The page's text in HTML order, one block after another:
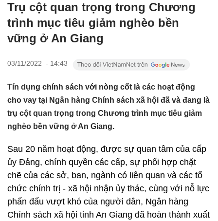
Trụ cột quan trọng trong Chương
trình mục tiêu giảm nghèo bền
vững ở An Giang
03/11/2022 - 14:43
Tín dụng chính sách với nòng cốt là các hoạt động
cho vay tại Ngân hàng Chính sách xã hội đã và đang là
trụ cột quan trọng trong Chương trình mục tiêu giảm
nghèo bền vững ở An Giang.
Sau 20 năm hoạt động, được sự quan tâm của cấp
ủy Đảng, chính quyền các cấp, sự phối hợp chặt
chẽ của các sở, ban, ngành có liên quan và các tổ
chức chính trị - xã hội nhận ủy thác, cùng với nỗ lực
phấn đấu vượt khó của người dân, Ngân hàng
Chính sách xã hội tỉnh An Giang đã hoàn thành xuất